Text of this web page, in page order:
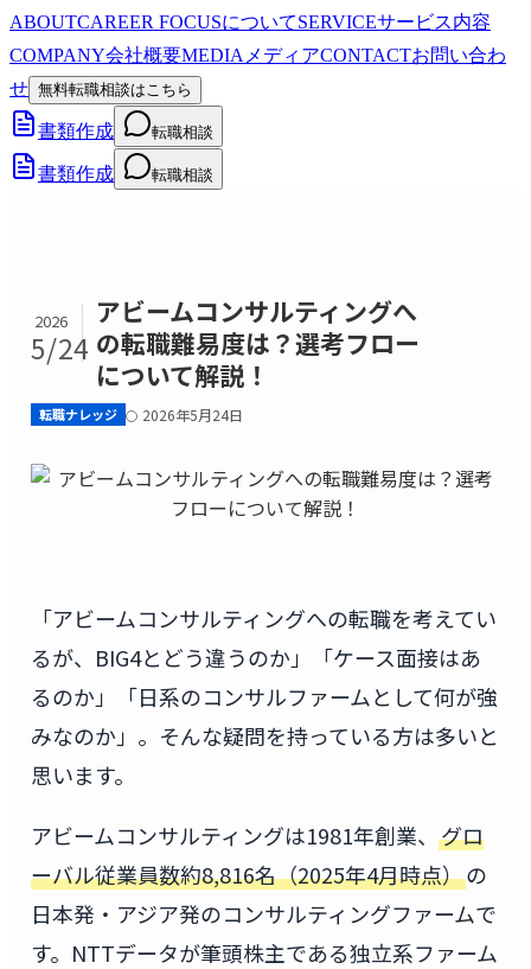
ABOUTCAREER FOCUSについてSERVICEサービス内容
COMPANY会社概要MEDIA メディアCONTACTお問い合わ
せ 無料転職相談はこちら
書類作成 転職相談
書類作成 転職相談
2026
5/24
アビームコンサルティングへ
の転職難易度は？選考フロー
について解説！
転職ナレッジ 2026年5月24日
「アビームコンサルティングへの転職を考えてい
るが、BIG4とどう違うのか」「ケース面接はあ
るのか」「日系のコンサルファームとして何が強
みなのか」。そんな疑問を持っている方は多いと
思います。
アビームコンサルティングは1981年創業、 グロ
ーバル従業員数約8,816名（2025年4月時点）の
日本発・アジア発のコンサルティングファームで
す。NTTデータが筆頭株主である独立系ファーム